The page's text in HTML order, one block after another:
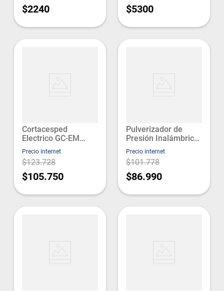
$2240 $5300
Cortacesped
Electrico GC-EM
1030 Einhell
Precio internet
$123.728
$105.750
Pulverizador de
Presión Inalámbrico
Pxc GE-WS 18/35
Einhell
Precio internet
$101.778
$86.990